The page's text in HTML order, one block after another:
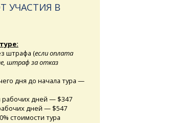
УЧАСТИЯ В
штрафа (если оплата
штраф за отказ
дня до начала тура —
рабочих дней — $347
дней — $547
стоимости тура